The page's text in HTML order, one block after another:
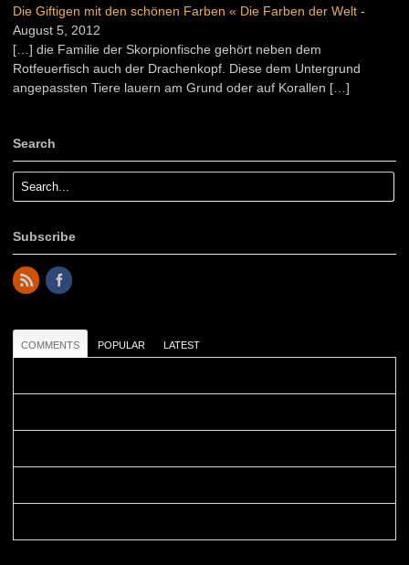
Die Giftigen mit den schönen Farben « Die Farben der Welt -
August 5, 2012
[…] die Familie der Skorpionfische gehört neben dem
Rotfeuerfisch auch der Drachenkopf. Diese dem Untergrund
angepassten Tiere lauern am Grund oder auf Korallen […]
Search
Subscribe
COMMENTS POPULAR LATEST